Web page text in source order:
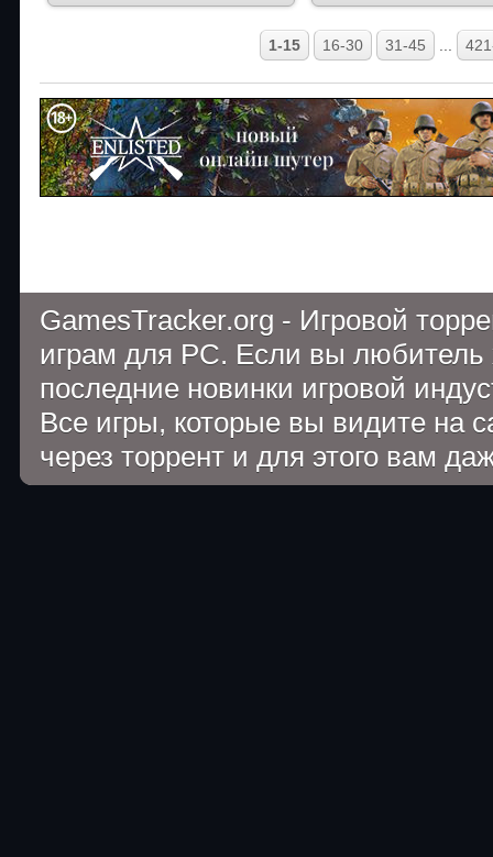
1-15 16-30 31-45
GamesTracker.org - Игровой
играм для PC. Если вы
последние новинки игровой
Все игры, которые вы видите на
через торрент и для этого вам